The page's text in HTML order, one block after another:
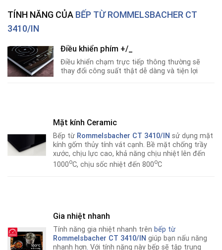
TÍNH NĂNG CỦA BẾP TỪ ROMMELSBACHER CT
3410/IN
Điều khiển phím +/_
Điều khiển chạm trực tiếp thông thường sẽ
thay đổi công suất thật dễ dàng và tiện lợi
Mặt kính Ceramic
Bếp từ Rommelsbacher CT 3410/IN sử dụng mặt
kính gốm thủy tính vát cạnh. Bề mặt chống trầy
xước, chịu lực cao, khả năng chịu nhiệt lên đến
1000oC, chịu sốc nhiệt đến 800oC
Gia nhiệt nhanh
Tính năng gia nhiệt nhanh trên bếp từ
Rommelsbacher CT 3410/IN giúp bạn nấu năng
nhanh hơn. Với tính năng này bếp sẽ tập trung